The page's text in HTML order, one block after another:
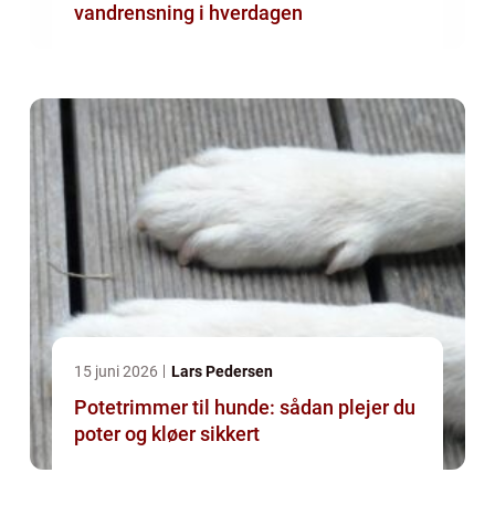
vandrensning i hverdagen
15 juni 2026 Lars Pedersen
Potetrimmer til hunde: sådan plejer du
poter og kløer sikkert